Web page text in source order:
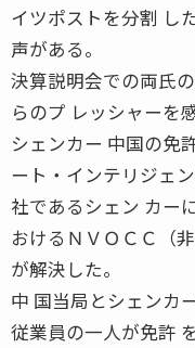
イツポストを分割 し
声がある。
決算説明会での両氏
らのプ レッシャーを
シェンカー 中国の免
ート・インテリジ
社であるシェン カー
おけるＮＶＯＣＣ（
が解決した。
中 国当局とシェンカ
従業員の一人が免許